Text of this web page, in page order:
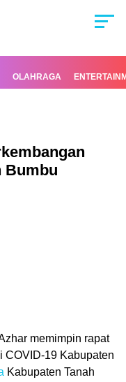
OLAHRAGA
Bumbu
memimpin rapat
COVID-19 Kabupaten
Kabupaten Tanah